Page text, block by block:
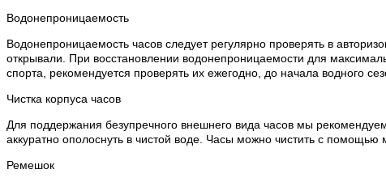
Водонепроницаемость
Водонепроницаемость часов следует регулярно проверять в
открывали. При восстановлении водонепроницаемости для
спорта, рекомендуется проверять их ежегодно, до начала водного
Чистка корпуса часов
Для поддержания безупречного внешнего вида часов мы
аккуратно ополоснуть в чистой воде. Часы можно чистить с помощью
Ремешок